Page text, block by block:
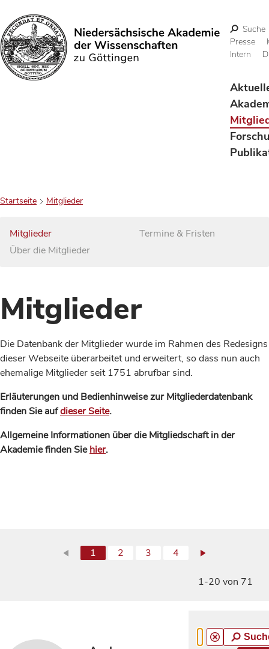
Suchen
Suche
Presse
Intern
Startseite Mitglieder
Mitglieder
Über die Mitglieder
Termine & Fristen
Mitglieder
Die Datenbank der Mitglieder wurde im Rahmen des Redesigns
dieser Webseite überarbeitet und erweitert, so dass nun auch
ehemalige Mitglieder seit 1751 abrufbar sind.
Erläuterungen und Bedienhinweise zur Mitgliederdatenbank
finden Sie aufdieser Seite.
Allgemeine Informationen über die Mitgliedschaft in der
Akademie finden Siehier.
1 2 3 4
1-20 von 71